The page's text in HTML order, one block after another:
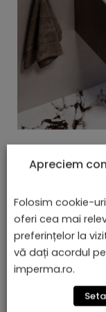
Apreciem
Folosim cookie-
oferi cea mai
preferințelor la
vă dați acordul
imperma.ro.